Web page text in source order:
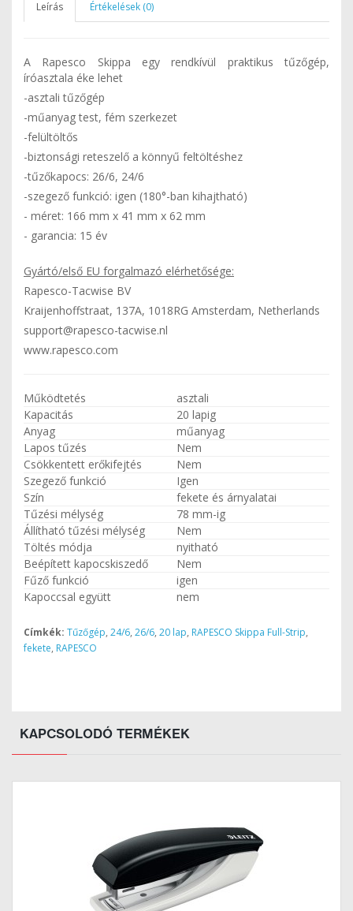
Leírás Értékelések (0)
A Rapesco Skippa egy rendkívül praktikus tűzőgép,
íróasztala éke lehet
-asztali tűzőgép
-műanyag test, fém szerkezet
-felültöltős
-biztonsági reteszelő a könnyű feltöltéshez
-tűzőkapocs: 26/6, 24/6
-szegező funkció: igen (180°-ban kihajtható)
- méret: 166 mm x 41 mm x 62 mm
- garancia: 15 év
Gyártó/első EU forgalmazó elérhetősége:
Rapesco-Tacwise BV
Kraijenhoffstraat, 137A, 1018RG Amsterdam, Netherlands
support@rapesco-tacwise.nl
www.rapesco.com
Működtetés
asztali
Kapacitás
20 lapig
Anyag
műanyag
Lapos tűzés
Nem
Csökkentett erőkifejtés
Nem
Szegező funkció
Igen
Szín
fekete és árnyalatai
Tűzési mélység
78 mm-ig
Állítható tűzési mélység
Nem
Töltés módja
nyitható
Beépített kapocskiszedő
Nem
Fűző funkció
igen
Kapoccsal együtt
nem
Címkék: Tűzőgép, 24/6, 26/6, 20 lap, RAPESCO Skippa Full-Strip,
fekete, RAPESCO
KAPCSOLODÓ TERMÉKEK